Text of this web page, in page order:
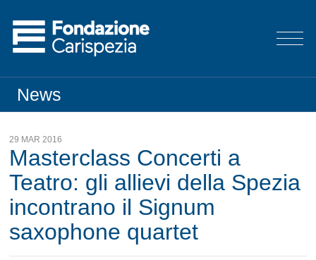
News
29 MAR 2016
Masterclass Concerti a
Teatro: gli allievi della Spezia
incontrano il Signum
saxophone quartet